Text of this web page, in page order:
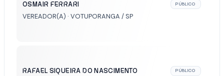
OSMAIR FERRARI PÚBLICO
VEREADOR(A) · VOTUPORANGA / SP
RAFAEL SIQUEIRA DO NASCIMENTO PÚBLICO